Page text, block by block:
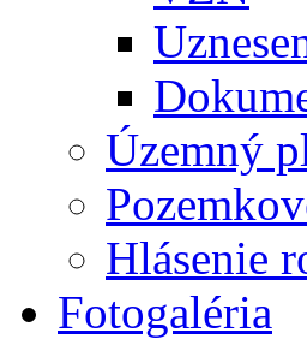
Územný
Hlásenie
Fotogaléria